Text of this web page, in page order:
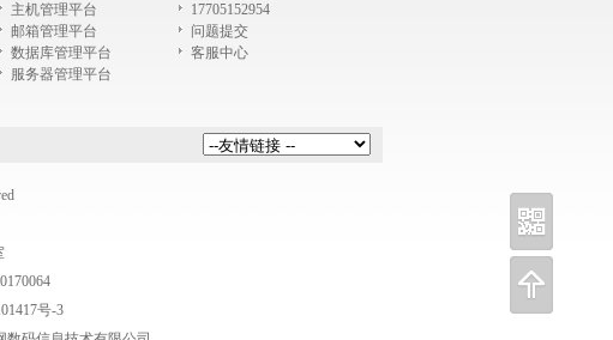
主机管理平台
邮箱管理平台
数据库管理平台
服务器管理平台
17705152954
问题提交
客服中心
号-3